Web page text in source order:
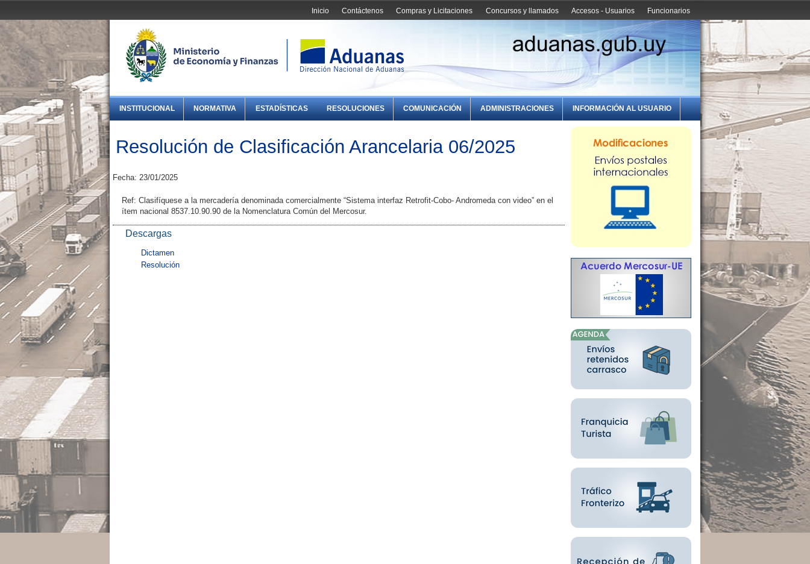
Funcionarios
Accesos - Usuarios
Concursos y llamados
Compras y Licitaciones
Contáctenos
Inicio
INSTITUCIONAL NORMATIVA ESTADÍSTICAS RESOLUCIONES COMUNICACIÓN ADMINISTRACIONES INFORMACIÓN AL USUARIO
Resolución de Clasificación Arancelaria 06/2025
Fecha: 23/01/2025
Ref: Clasifíquese a la mercadería denominada comercialmente “Sistema interfaz Retrofit-Cobo- Andromeda con video” en el
ítem nacional 8537.10.90.90 de la Nomenclatura Común del Mercosur.
Descargas
Dictamen
Resolución